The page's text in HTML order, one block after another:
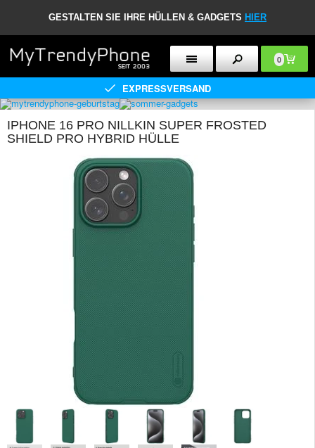
GESTALTEN SIE IHRE HÜLLEN & GADGETS HIER
0
EXPRESSVERSAND
IPHONE 16 PRO NILLKIN SUPER FROSTED
SHIELD PRO HYBRID HÜLLE